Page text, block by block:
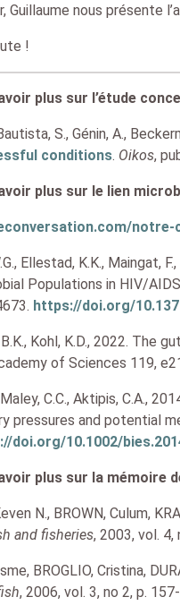
Guillaume nous présente
!
plus sur l’étude
S., Génin, A.,
conditions. Oikos,
plus sur le lien
notre-
Ellestad, K.K., Maingat,
Populations in HIV/
https://doi.org/
Kohl, K.D., 2022. The
of Sciences 119,
C.C., Aktipis, C.A.,
pressures and potential
doi.org/10.1002/
plus sur la mémoire
N., BROWN, Culum,
and fisheries, 2003, vol. 4,
BROGLIO, Cristina,
, 2006, vol. 3, no 2, p.